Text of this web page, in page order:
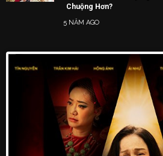
Chuộng Hơn?
5 NĂM AGO